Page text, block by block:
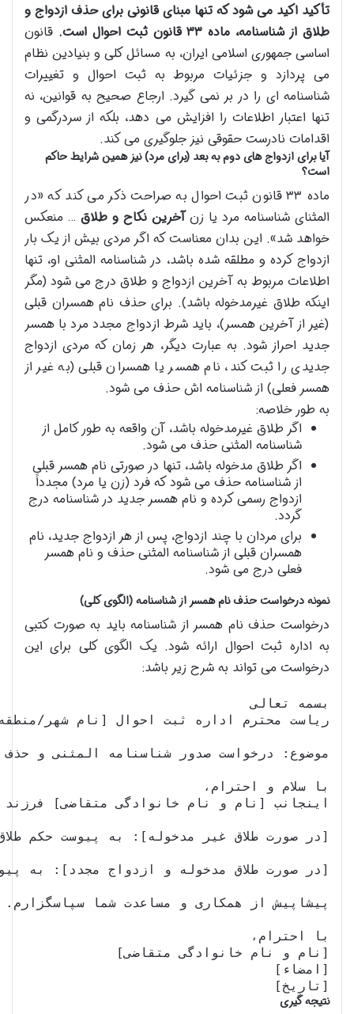
تأکید اکید می شود که تنها مبنای قانونی برای حذف ازدواج و
طلاق از شناسنامه، ماده ۳۳ قانون ثبت احوال است.
قانون
اساسی جمهوری اسلامی ایران، به مسائل کلی و بنیادین نظام
می پردازد و جزئیات مربوط به ثبت احوال و تغییرات
شناسنامه ای را در بر نمی گیرد. ارجاع صحیح به قوانین، نه
تنها اعتبار اطلاعات را افزایش می دهد، بلکه از سردرگمی و
اقدامات نادرست حقوقی نیز جلوگیری می کند.
آیا برای ازدواج های دوم به بعد (برای مرد) نیز همین شرایط حاکم
است؟
ماده ۳۳ قانون ثبت احوال به صراحت ذکر می کند که «در
المثنای شناسنامه مرد یا زنآخرین نکاح و طلاق … منعکس
خواهد شد». این بدان معناست که اگر مردی بیش از یک بار
ازدواج کرده و مطلقه شده باشد، در شناسنامه المثنی او، تنها
اطلاعات مربوط به آخرین ازدواج و طلاق درج می شود (مگر
اینکه طلاق غیرمدخوله باشد). برای حذف نام همسران قبلی
(غیر از آخرین همسر)، باید شرط ازدواج مجدد مرد با همسر
جدید احراز شود. به عبارت دیگر، هر زمان که مردی ازدواج
جدیدی را ثبت کند، نام همسر یا همسران قبلی (به غیر از
همسر فعلی) از شناسنامه اش حذف می شود.
به طور خلاصه:
اگر طلاق غیرمدخوله باشد، آن واقعه به طور کامل از
شناسنامه المثنی حذف می شود.
اگر طلاق مدخوله باشد، تنها در صورتی نام همسر قبلی
از شناسنامه حذف می شود که فرد (زن یا مرد) مجدداً
ازدواج رسمی کرده و نام همسر جدید در شناسنامه درج
گردد.
برای مردان با چند ازدواج، پس از هر ازدواج جدید، نام
همسران قبلی از شناسنامه المثنی حذف و نام همسر
فعلی درج می شود.
نمونه درخواست حذف نام همسر از شناسنامه (الگوی کلی)
درخواست حذف نام همسر از شناسنامه باید به صورت کتبی
به اداره ثبت احوال ارائه شود. یک الگوی کلی برای این
درخواست می تواند به شرح زیر باشد:
[تاریخ]
نتیجه گیری